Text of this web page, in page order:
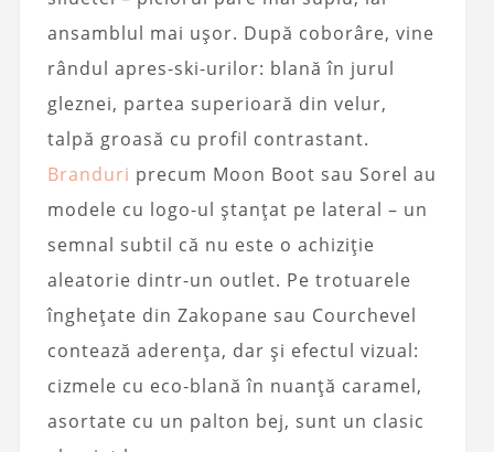
ansamblul mai ușor. După coborâre, vine
rândul apres-ski-urilor: blană în jurul
gleznei, partea superioară din velur,
talpă groasă cu profil contrastant.
Branduri precum Moon Boot sau Sorel au
modele cu logo-ul ștanțat pe lateral – un
semnal subtil că nu este o achiziție
aleatorie dintr-un outlet. Pe trotuarele
înghețate din Zakopane sau Courchevel
contează aderența, dar și efectul vizual:
cizmele cu eco‑blană în nuanță caramel,
asortate cu un palton bej, sunt un clasic